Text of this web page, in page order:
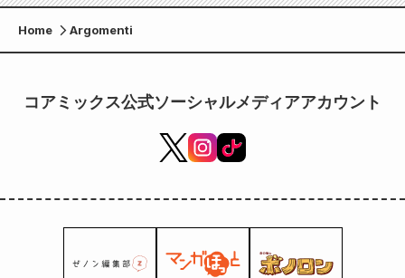
Home Argomenti
コアミックス公式ソーシャルメディアアカウント